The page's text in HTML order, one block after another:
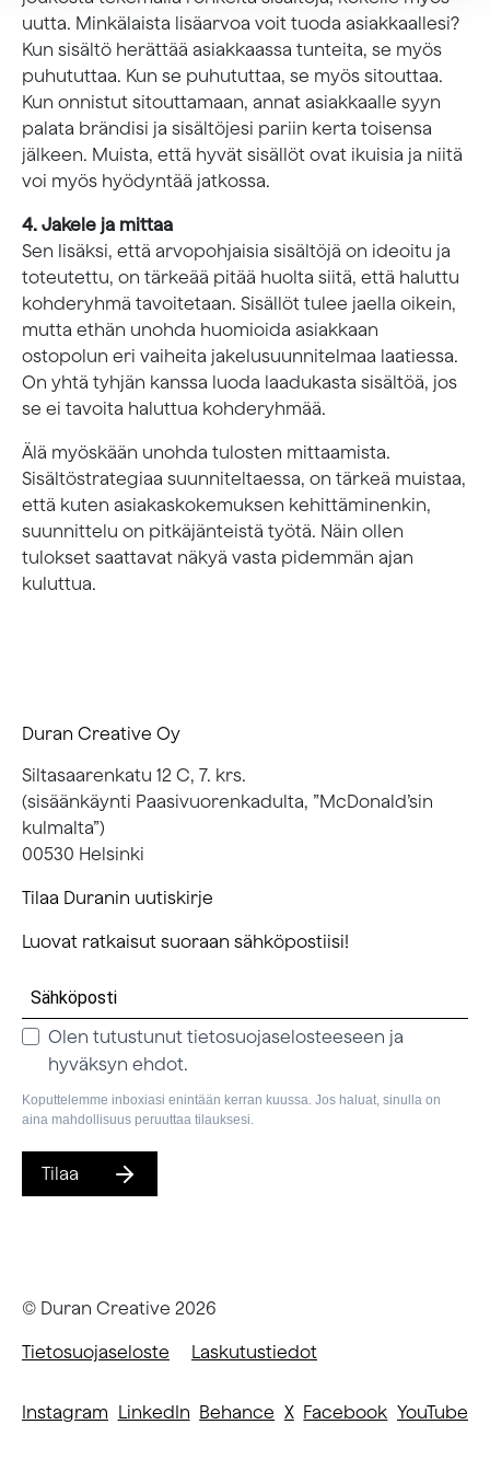
uutta. Minkälaista lisäarvoa voit tuoda asiakkaallesi?
Kun sisältö herättää asiakkaassa tunteita, se myös
puhututtaa. Kun se puhututtaa, se myös sitouttaa.
Kun onnistut sitouttamaan, annat asiakkaalle syyn
palata brändisi ja sisältöjesi pariin kerta toisensa
jälkeen. Muista, että hyvät sisällöt ovat ikuisia ja niitä
voi myös hyödyntää jatkossa.
4. Jakele ja mittaa
Sen lisäksi, että arvopohjaisia sisältöjä on ideoitu ja
toteutettu, on tärkeää pitää huolta siitä, että haluttu
kohderyhmä tavoitetaan. Sisällöt tulee jaella oikein,
mutta ethän unohda huomioida asiakkaan
ostopolun eri vaiheita jakelusuunnitelmaa laatiessa.
On yhtä tyhjän kanssa luoda laadukasta sisältöä, jos
se ei tavoita haluttua kohderyhmää.
Älä myöskään unohda tulosten mittaamista.
Sisältöstrategiaa suunniteltaessa, on tärkeä muistaa,
että kuten asiakaskokemuksen kehittäminenkin,
suunnittelu on pitkäjänteistä työtä. Näin ollen
tulokset saattavat näkyä vasta pidemmän ajan
kuluttua.
Duran Creative Oy
Siltasaarenkatu 12 C, 7. krs.
(sisäänkäynti Paasivuorenkadulta, ”McDonald’sin
kulmalta”)
00530 Helsinki
Tilaa Duranin uutiskirje
Luovat ratkaisut suoraan sähköpostiisi!
Olen tutustunut tietosuojaselosteeseen ja
hyväksyn ehdot.
Koputtelemme inboxiasi enintään kerran kuussa. Jos haluat, sinulla on
aina mahdollisuus peruuttaa tilauksesi.
Tilaa
© Duran Creative 2026
Tietosuojaseloste Laskutustiedot
Instagram LinkedIn Behance X Facebook YouTube